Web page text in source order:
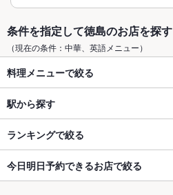
条件を指定して徳島のお店を探す
（現在の条件：中華、英語メニュー）
料理メニューで絞る
駅から探す
ランキングで絞る
今日明日予約できるお店で絞る